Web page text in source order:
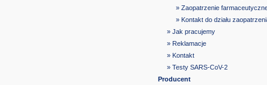
» Zaopatrzenie
» Kontakt do działu
» Jak pracujemy
» Reklamacje
» Kontakt
» Testy SARS-CoV-2
Producent